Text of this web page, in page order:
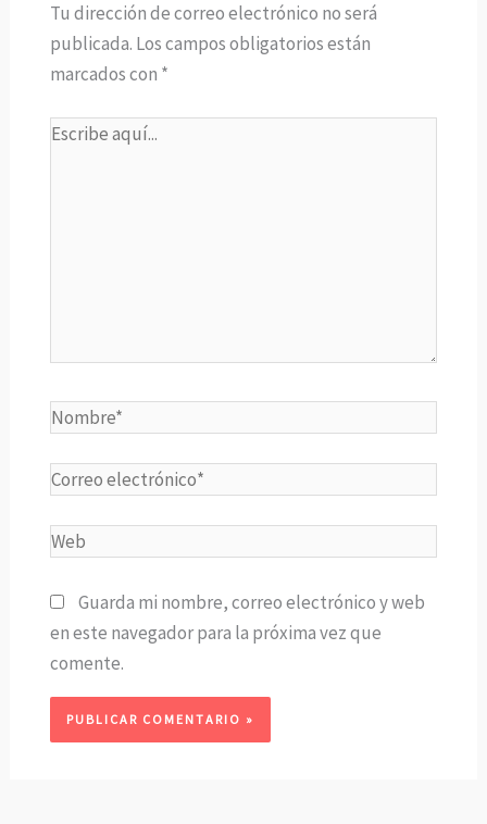
Tu dirección de correo electrónico no será
publicada. Los campos obligatorios están
marcados con *
Escribe
Nombre*
Correo
Web
Guarda mi nombre, correo electrónico y web
en este navegador para la próxima vez que
comente.